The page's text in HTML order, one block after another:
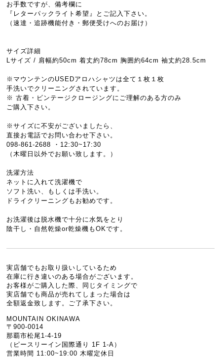
お手数ですが、備考欄に
『レターパックライト希望』とご記入下さい。
（速達・追跡機能付き・郵便受けへのお届け）
サイズ詳細
Lサイズ / 肩幅約50cm 着丈約78cm 胸囲約64cm 袖丈約28.5cm
※マウンテンのUSEDアロハシャツは全て１枚１枚
手洗いでクリーニングされています。
※ 古着・ビンテージクロージングにご理解のある方のみ
ご購入下さい。
※サイズに不安がございましたら、
直接お電話でお問い合わせ下さい。
098-861-2688 ・12:30~17:30
（木曜日以外でお願い致します。）
洗濯方法
ネットに入れて洗濯機で
ソフト洗い、もしくは手洗い。
ドライクリーニングもお勧めです。
お洗濯後は脱水機で十分に水気をとり
陰干し・自然乾燥or乾燥機もOKです。
実店舗でもお取り扱いしているため
在庫に行き違いのある場合がございます。
お客様がご購入した際、同じタイミングで
実店舗でも商品が売れてしまった場合は
全額返金致します。ご了承下さい。
MOUNTAIN OKINAWA
〒900-0014
那覇市松尾1-4-19
（ピースリーイン国際通り 1F 1-A）
営業時間 11:00~19:00 木曜定休日